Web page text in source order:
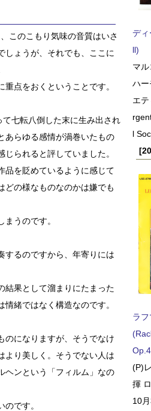
このこもり気味の音質はいさ
しょうが、それでも、ここに
点をおくということです。
七転八倒した末に生み出され
あらゆる感情が渦巻いたもの
られると評していました。
品を貶めているように感じて
どの様なものなのかは嫌でも
うのです。
するのですから、年寄りには
結果として溜まりにたまった
緒ではなく構造なのです。
のになりますが、そうでなけ
より美しく。そうでない人は
ヘンという「フィルム」なの
です。
デ
ll)
マ
ハー
エ
l
ラ
(P)
揮
10